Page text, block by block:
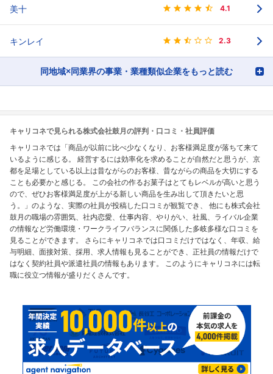
美十 4.1
キンレイ 2.3
同地域×同業界の事業・業種類似企業をもっと読む
キャリコネで見られる株式会社鼓月の評判・口コミ・社員評価
キャリコネでは「商品が以前に比べ少なくなり、お客様満足度が落ちて来て
いるように感じる。 経営するには効率化を求めることが自然だと思うが、京
都を足場としている以上は昔ながらのお客様、昔ながらの商品を大切にする
ことも必要かと感じる。 この会社の作るお菓子はとてもレベルが高いと思う
ので、ぜひお客様満足度が上がる新しい商品を生み出して頂きたいと思
う。」のような、実際の社員が投稿した口コミが観覧でき、 他にも株式会社
鼓月の職場の雰囲気、社内恋愛、仕事内容、やりがい、社風、ライバル企業
の情報など労働環境・ワークライフバランスに関係した多岐多様な口コミを
見ることができます。 さらにキャリコネでは口コミだけではなく、年収、給
与明細、面接対策、採用、求人情報も見ることができ、正社員の情報だけで
はなく契約社員や派遣社員の情報もあります。 このようにキャリコネには転
職に役立つ情報が盛りだくさんです。